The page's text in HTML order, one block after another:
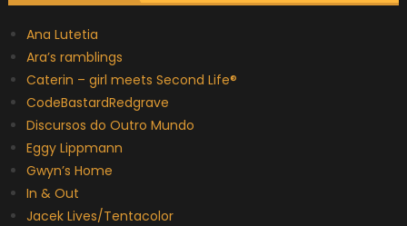
Ana Lutetia
Ara’s ramblings
Caterin – girl meets Second Life®
CodeBastardRedgrave
Discursos do Outro Mundo
Eggy Lippmann
Gwyn’s Home
In & Out
Jacek Lives/Tentacolor